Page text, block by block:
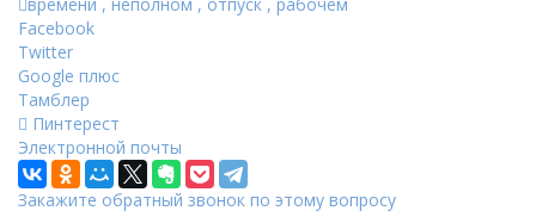
Facebook
Twitter
Google плюс
Тамблер
Пинтерест
Электронной почты
Закажите обратный звонок по этому вопросу